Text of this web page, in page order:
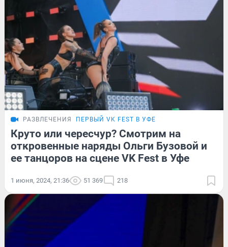
РАЗВЛЕЧЕНИЯ ПЕРВЫЙ VK FEST В УФЕ
Круто или чересчур? Смотрим на
откровенные наряды Ольги Бузовой и
ее танцоров на сцене VK Fest в Уфе
1 июня, 2024, 21:36 51 369 218